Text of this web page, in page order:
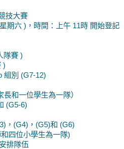
技大賽
期六 )，時間：上午 11時 開始登記
隊賽 )
)
組別 (G7-12)
和一位學生為一隊）
(G5-6)
，(G4)，(G5)和 (G6)
四位小學生為一隊)
排隊伍